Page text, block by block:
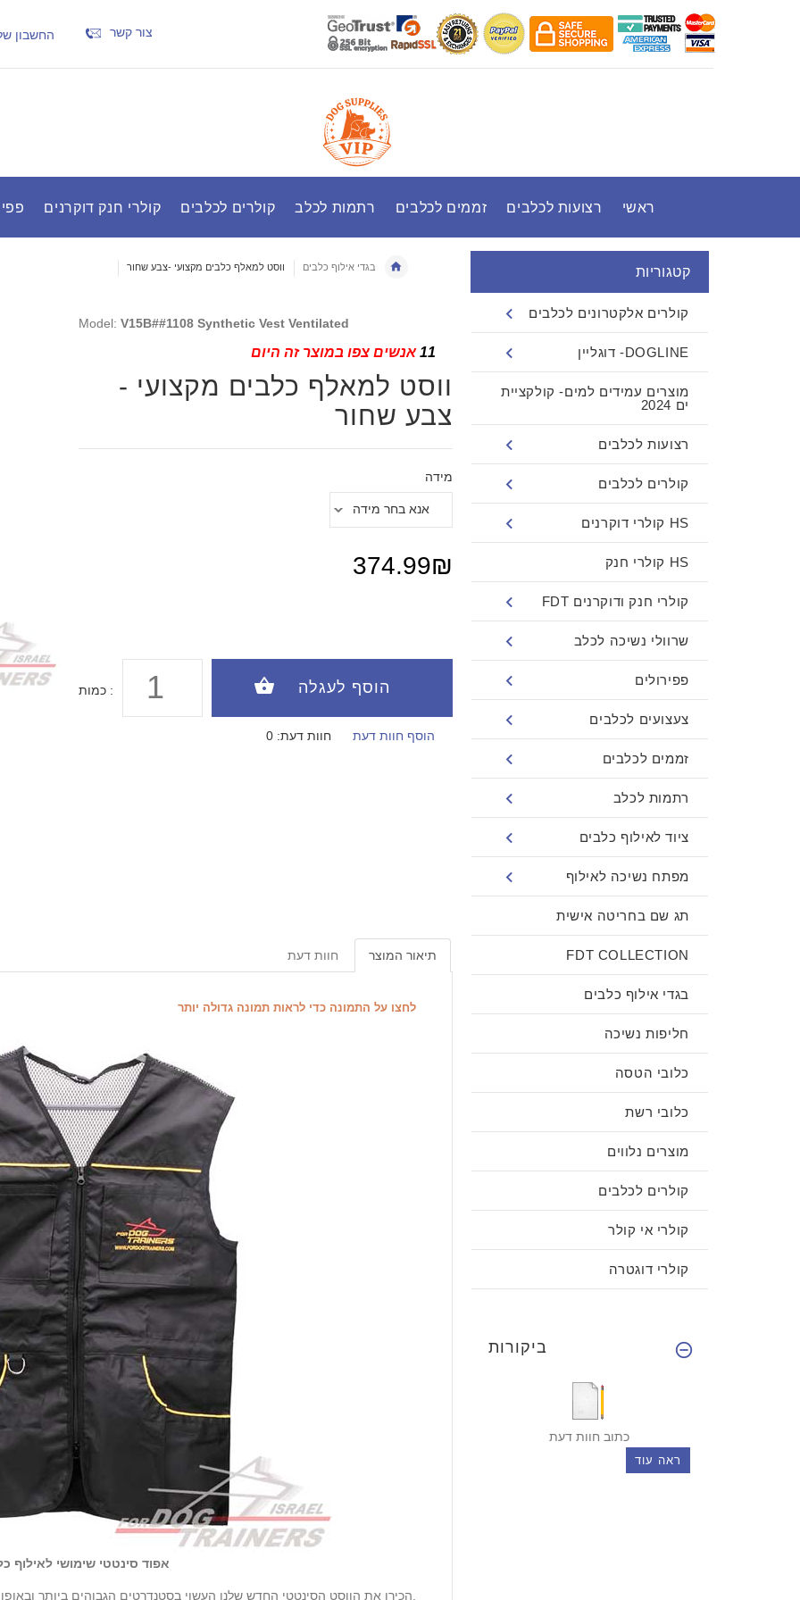
צור קשר החשבון
קולרי חנק דוקרנים קולרים לכלבים רתמות לכלב זממים לכלבים רצועות לכלבים ראשי
בגדי אילוף כלבים ווסט למאלף כלבים מקצועי -צבע שחור
Model: V15B##1108 Synthetic Vest Ventilated
אנשים צפו במוצר זה היום
ווסט למאלף כלבים מקצועי -
צבע שחור
מידה
374.99₪
כמות :
חוות דעת: 0 הוסף חוות דעת
תיאור המוצר חוות דעת
לחצו על התמונה כדי לראות תמונה גדולה יותר
אפוד סינטטי שימושי לאילוף
קטגוריות
קולרים אלקטרונים לכלבים
DOGLINE- דוגליין
מוצרים עמידים למים- קולקציית
ים 2024
רצועות לכלבים
קולרים לכלבים
HS קולרי דוקרנים
HS קולרי חנק
קולרי חנק ודוקרנים FDT
שרוולי נשיכה לכלב
פפירולים
צעצועים לכלבים
זממים לכלבים
רתמות לכלב
ציוד לאילוף כלבים
מפתח נשיכה לאילוף
תג שם בחריטה אישית
FDT COLLECTION
בגדי אילוף כלבים
חליפות נשיכה
כלובי הטסה
כלובי רשת
מוצרים נלווים
קולרים לכלבים
קולרי אי קולר
קולרי דוגטרה
ביקורות
כתוב חוות דעת
ראה עוד